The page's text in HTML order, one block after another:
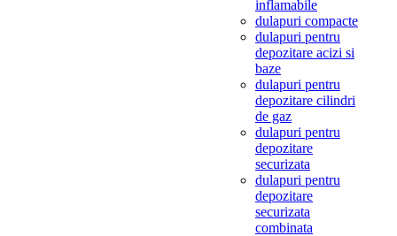
inflamabile
dulapuri compacte
dulapuri pentru
depozitare acizi si
baze
dulapuri pentru
depozitare cilindri
de gaz
dulapuri pentru
depozitare
securizata
dulapuri pentru
depozitare
securizata
combinata